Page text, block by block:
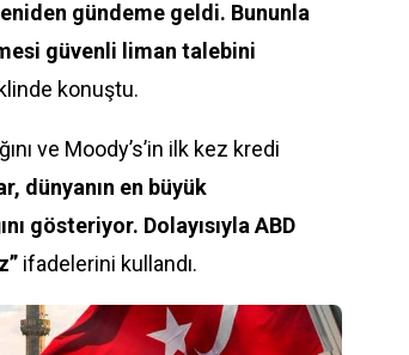
gündeme geldi. Bununla
güvenli liman talebini
konuştu.
ve Moody’s’in ilk kez kredi
dünyanın en büyük
gösteriyor. Dolayısıyla ABD
ifadelerini kullandı.